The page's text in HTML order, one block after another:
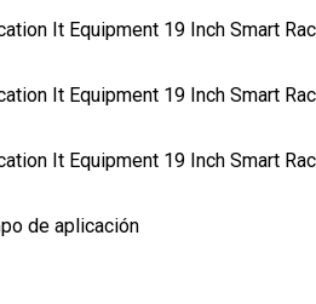
de aplicación